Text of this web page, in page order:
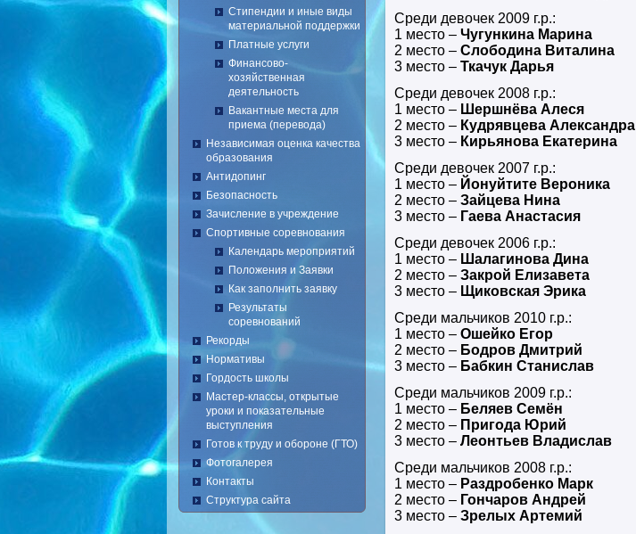
Стипендии и иные виды
материальной поддержки
Платные услуги
Финансово-
хозяйственная
деятельность
Вакантные места для
приема (перевода)
Независимая оценка качества
образования
Антидопинг
Безопасность
Зачисление в учреждение
Спортивные соревнования
Календарь мероприятий
Положения и Заявки
Как заполнить заявку
Результаты
соревнований
Рекорды
Нормативы
Гордость школы
Мастер-классы, открытые
уроки и показательные
выступления
Готов к труду и обороне (ГТО)
Фотогалерея
Контакты
Структура сайта
Среди девочек 2009 г.р.:
1 место – Чугункина Марина
2 место – Слободина Виталина
3 место – Ткачук Дарья
Среди девочек 2008 г.р.:
1 место – Шершнёва Алеся
2 место – Кудрявцева Александра
3 место – Кирьянова Екатерина
Среди девочек 2007 г.р.:
1 место – Йонуйтите Вероника
2 место – Зайцева Нина
3 место – Гаева Анастасия
Среди девочек 2006 г.р.:
1 место – Шалагинова Дина
2 место – Закрой Елизавета
3 место – Щиковская Эрика
Среди мальчиков 2010 г.р.:
1 место – Ошейко Егор
2 место – Бодров Дмитрий
3 место – Бабкин Станислав
Среди мальчиков 2009 г.р.:
1 место – Беляев Семён
2 место – Пригода Юрий
3 место – Леонтьев Владислав
Среди мальчиков 2008 г.р.:
1 место – Раздробенко Марк
2 место – Гончаров Андрей
3 место – Зрелых Артемий